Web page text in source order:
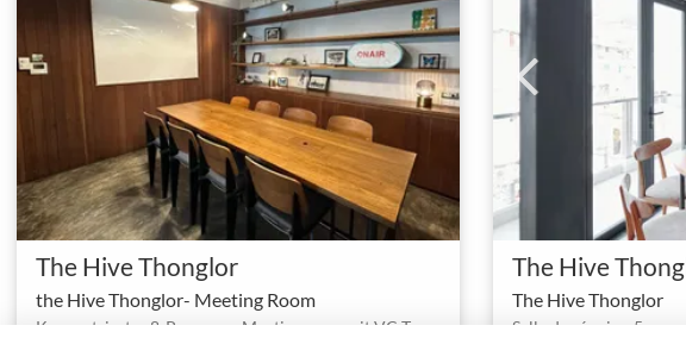
The Hive Thonglor
the Hive Thonglor- Meeting Room
The Hive
The Hive Thonglor
Salle de réunion 5 pax